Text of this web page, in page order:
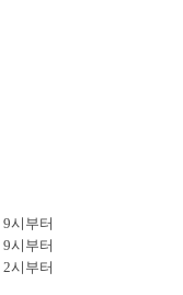
9시부터
9시부터
2시부터